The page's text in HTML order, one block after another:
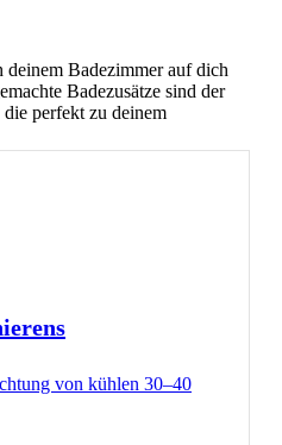
Badezimmer auf dich
Badezusätze sind der
perfekt zu deinem